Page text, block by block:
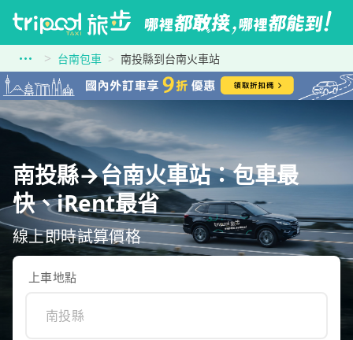
台南包車 南投縣到台南火車站
南投縣→台南火車站：包車最
快、iRent最省
線上即時試算價格
上車地點